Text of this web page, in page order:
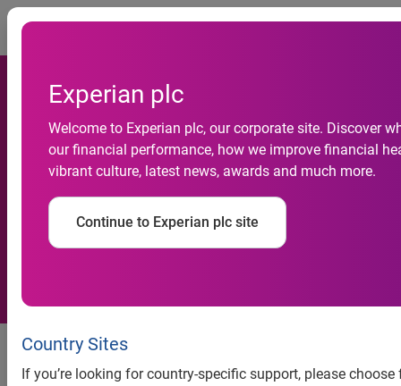
Experian plc
Welcome to Experian plc, our corporate site. Discover
our financial performance, how we improve financial
vibrant culture, latest news, awards and much more.
Continue to Experian plc site
Country Sites
If you’re looking for country-specific support, please choose
Atividade do comércio
cresce 5,2% em 2013, revela
Serasa Experian
De acordo com oIndicador Serasa Experian de Atividade do
Comércio, o movimento dos consumidores nas lojas em
2013 cresceu 5,2% em relação ao ano de 2012. Foi o